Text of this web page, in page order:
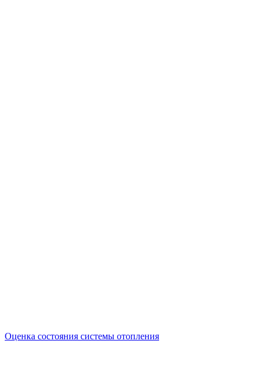
Оценка состояния системы отопления